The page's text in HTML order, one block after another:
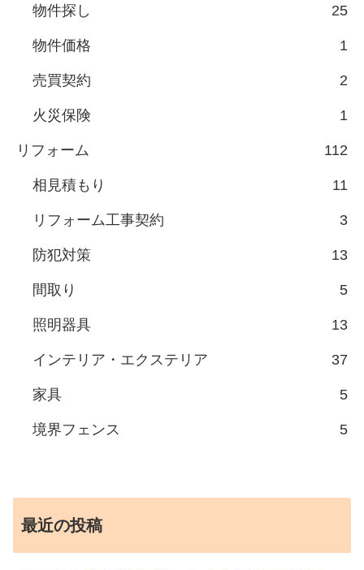
物件探し 25
物件価格 1
売買契約 2
火災保険 1
リフォーム 112
相見積もり 11
リフォーム工事契約 3
防犯対策 13
間取り 5
照明器具 13
インテリア・エクステリア 37
家具 5
境界フェンス 5
最近の投稿